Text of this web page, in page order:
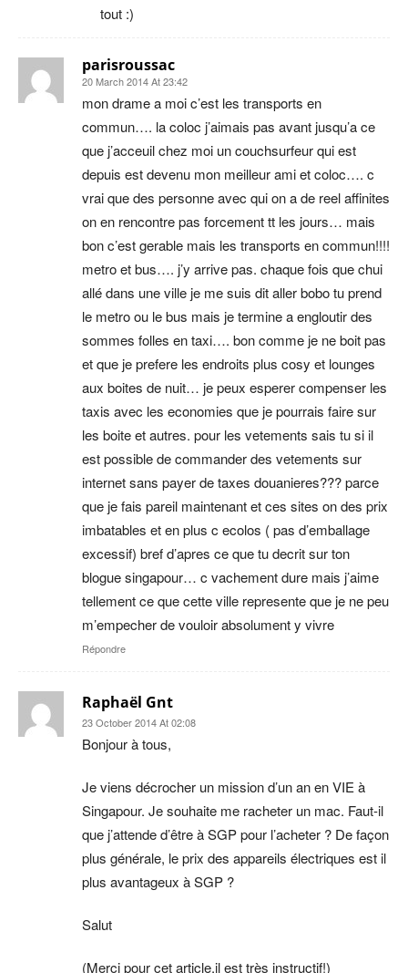
tout :)
parisroussac
20 March 2014 At 23:42
mon drame a moi c’est les transports en
commun…. la coloc j’aimais pas avant jusqu’a ce
que j’acceuil chez moi un couchsurfeur qui est
depuis est devenu mon meilleur ami et coloc…. c
vrai que des personne avec qui on a de reel affinites
on en rencontre pas forcement tt les jours… mais
bon c’est gerable mais les transports en commun!!!!
metro et bus…. j’y arrive pas. chaque fois que chui
allé dans une ville je me suis dit aller bobo tu prend
le metro ou le bus mais je termine a engloutir des
sommes folles en taxi…. bon comme je ne boit pas
et que je prefere les endroits plus cosy et lounges
aux boites de nuit… je peux esperer compenser les
taxis avec les economies que je pourrais faire sur
les boite et autres. pour les vetements sais tu si il
est possible de commander des vetements sur
internet sans payer de taxes douanieres??? parce
que je fais pareil maintenant et ces sites on des prix
imbatables et en plus c ecolos ( pas d’emballage
excessif) bref d’apres ce que tu decrit sur ton
blogue singapour… c vachement dure mais j’aime
tellement ce que cette ville represente que je ne peu
m’empecher de vouloir absolument y vivre
Répondre
Raphaël Gnt
23 October 2014 At 02:08
Bonjour à tous,
Je viens décrocher un mission d’un an en VIE à
Singapour. Je souhaite me racheter un mac. Faut-il
que j’attende d’être à SGP pour l’acheter ? De façon
plus générale, le prix des appareils électriques est il
plus avantageux à SGP ?
Salut
(Merci pour cet article,il est très instructif!)